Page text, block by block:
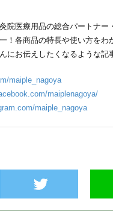
院医療用品の総合パートナー
！各商品の特長や使い方をわ
にお伝えしたくなるような記
maiple_nagoya
maiplenagoya/
maiple_nagoya